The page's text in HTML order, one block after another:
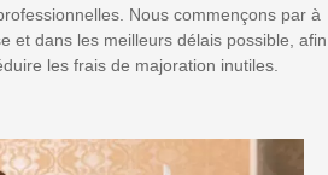
Nous commençons par à
et dans les meilleurs délais possible, afin
les frais de majoration inutiles.